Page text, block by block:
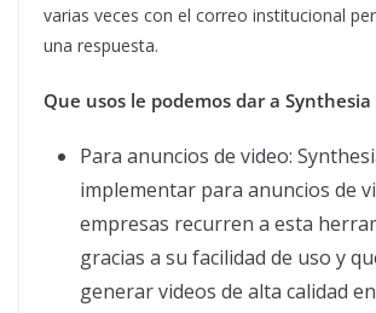
varias veces con el correo institucional
una respuesta.
Que usos le podemos dar a Synthesia
Para anuncios de video:
implementar para anuncios de
empresas recurren a esta
gracias a su facilidad de uso y
generar videos de alta calidad